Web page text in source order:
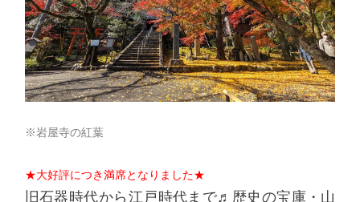
※岩屋寺の紅葉
★大好評につき満席となりました★
旧石器時代から江戸時代まで♬歴史の宝庫・山